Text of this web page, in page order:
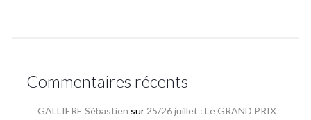
Commentaires récents
GALLIERE Sébastien sur 25/26 juillet : Le GRAND PRIX